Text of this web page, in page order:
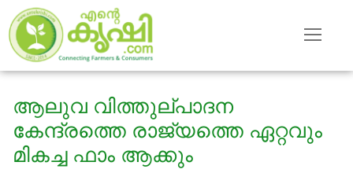
Skip
to
content
ആലുവ വിത്തുല്പാദന
കേന്ദ്രത്തെ രാജ്യത്തെ ഏറ്റവും
മികച്ച ഫാം ആക്കും